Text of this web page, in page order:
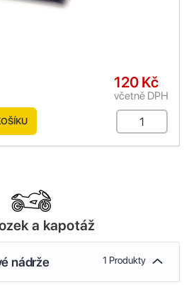
120 Kč
včetně DPH
a kapotáž
nádrže 1 Produkty